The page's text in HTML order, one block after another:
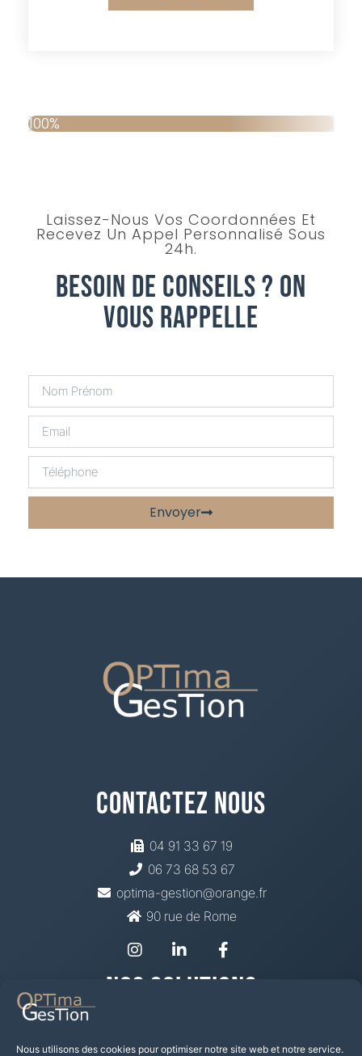
Nous utilisons des cookies pour optimiser notre site web et notre service.
100%
Laissez-Nous Vos Coordonnées Et
Recevez Un Appel Personnalisé Sous
24h.
Besoin De Conseils ? On
Vous Rappelle
Envoyer
Contactez Nous
04 91 33 67 19
06 73 68 53 67
optima-gestion@orange.fr
90 rue de Rome
Nos Solutions
Mutuelle